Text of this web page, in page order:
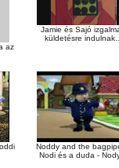
az
Jamie és Sajó
küldetésre
Noddy and the
Nodi és a duda -